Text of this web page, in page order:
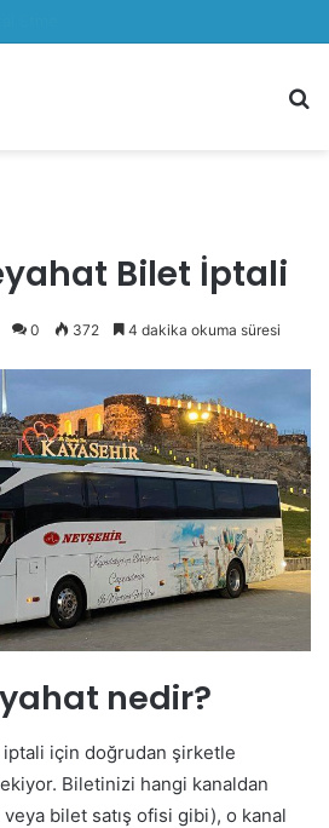
Bilet İptali
0 372 4 dakika okuma süresi
nedir?
için doğrudan şirketle
Biletinizi hangi kanaldan
veya bilet satış ofisi gibi), o kanal